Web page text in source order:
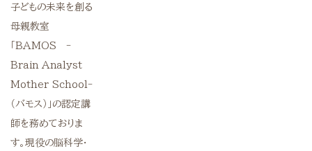
子どもの未来を創る
母親教室
「BAMOS -
Brain Analyst
Mother School-
（バモス）」の認定講
師を務めておりま
す。現役の脳科学・